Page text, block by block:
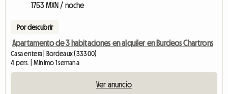
1753 MXN / noche
Por descubrir
Apartamento de 3 habitaciones en alquiler en Burdeos Chartrons
Casa entera | Bordeaux (33300)
4 pers. | Mínimo 1 semana
Ver anuncio